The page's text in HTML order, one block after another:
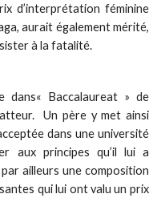
d’interprétation féminine
aurait également mérité,
à la fatalité.
dans« Baccalaureat » de
Un père y met ainsi
dans une université
aux principes qu’il lui a
ailleurs une composition
qui lui ont valu un prix